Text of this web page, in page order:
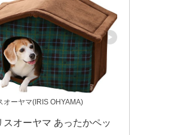
オーヤマ(IRIS OHYAMA)
スオーヤマ あったかペッ